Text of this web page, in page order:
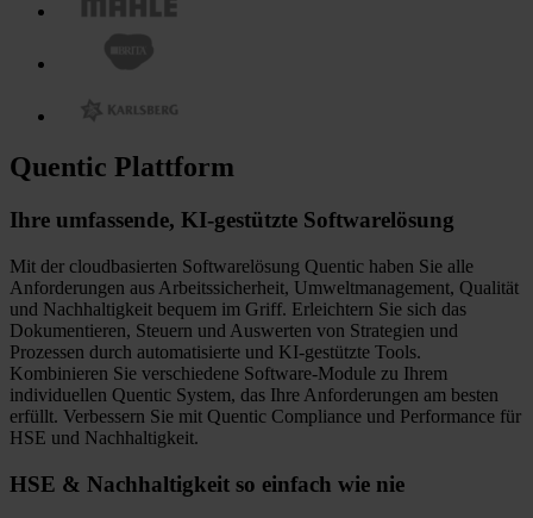
Quentic Plattform
Ihre umfassende, KI-gestützte Softwarelösung
Mit der cloudbasierten Softwarelösung Quentic haben Sie alle
Anforderungen aus Arbeitssicherheit, Umweltmanagement, Qualität
und Nachhaltigkeit bequem im Griff. Erleichtern Sie sich das
Dokumentieren, Steuern und Auswerten von Strategien und
Prozessen durch automatisierte und KI-gestützte Tools.
Kombinieren Sie verschiedene Software-Module zu Ihrem
individuellen Quentic System, das Ihre Anforderungen am besten
erfüllt. Verbessern Sie mit Quentic Compliance und Performance für
HSE und Nachhaltigkeit.
HSE & Nachhaltigkeit so einfach wie nie